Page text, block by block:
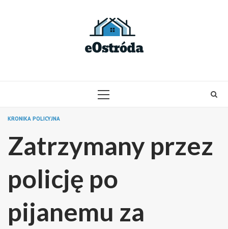
PRIMARY
KRONIKA POLICYJNA
Zatrzymany przez
policję po
pijanemu za